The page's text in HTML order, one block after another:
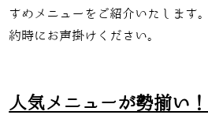
すめメニューをご紹介いたします
約時にお声掛けください。
人気メニューが勢揃い